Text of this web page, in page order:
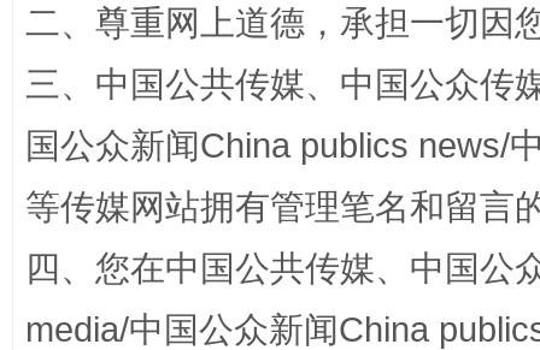
招工难、用工荒背后
二、尊重网上道德，承担一切因
三、中国公共传媒、中国公众传
国公众新闻China publics news/
等传媒网站拥有管理笔名和留言
四、您在中国公共传媒、中国公
media/中国公众新闻China